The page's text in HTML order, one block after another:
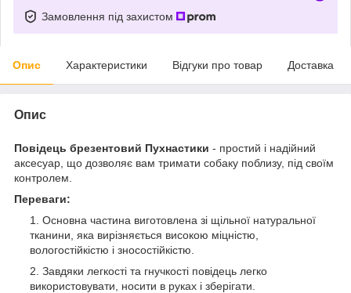
Замовлення під захистом
Опис Характеристики Відгуки про товар Доставка
Опис
Повідець брезентовий Пухнастики - простий і надійний
аксесуар, що дозволяє вам тримати собаку поблизу, під своїм
контролем.
Переваги:
Основна частина виготовлена зі щільної натуральної
тканини, яка вирізняється високою міцністю,
вологостійкістю і зносостійкістю.
Завдяки легкості та гнучкості повідець легко
використовувати, носити в руках і зберігати.